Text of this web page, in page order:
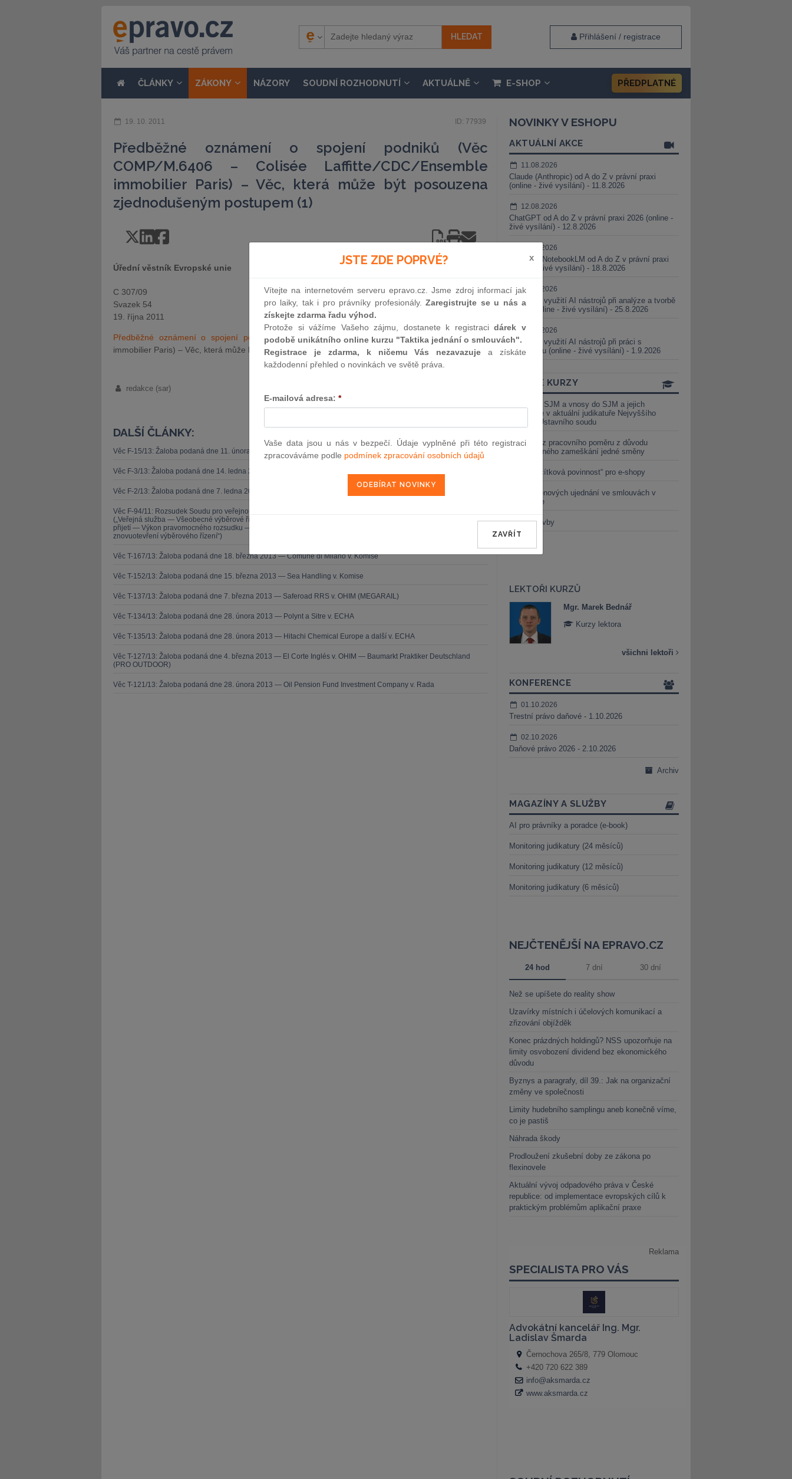
Přihlášení / registrace
ČLÁNKY ZÁKONY NÁZORY SOUDNÍ ROZHODNUTÍ AKTUÁLNĚ E-SHOP PŘEDPLATNÉ
19. 10. 2011 ID: 77939
Předběžné oznámení o spojení podniků (Věc
COMP/M.6406 – Colisée Laffitte/CDC/Ensemble
immobilier Paris) – Věc, která může být posouzena
zjednodušeným postupem (1)
Úřední věstník Evropské unie
C 307/09
Svazek 54
19. října 2011
Předběžné oznámení o spojení podniků(Věc COMP/M.6406 – Colisée Laffitte/CDC/Ensemble
immobilier Paris) – Věc, která může být posouzena zjednodušeným postupem (1)
redakce (sar)
DALŠÍ ČLÁNKY:
Věc F-15/13: Žaloba podaná dne 11. února 2013 — ZZ v. Komise
Věc F-3/13: Žaloba podaná dne 14. ledna 2013 — CK v. Komise
Věc F-2/13: Žaloba podaná dne 7. ledna 2013 — ZZ v. Komise
Věc F-94/11: Rozsudek Soudu pro veřejnou službu (druhého senátu) ze dne 21. března 2013 — Brune v. Komise
(„Veřejná služba — Všeobecné výběrové řízení — Zrušení rozhodnutí o nezapsání na seznam uchazečů vhodných k
přijetí — Výkon pravomocného rozsudku — Zásada legality — Námitka protiprávnosti vznesená proti rozhodnutí o
znovuotevření výběrového řízení“)
Věc T-167/13: Žaloba podaná dne 18. března 2013 — Comune di Milano v. Komise
Věc T-152/13: Žaloba podaná dne 15. března 2013 — Sea Handling v. Komise
Věc T-137/13: Žaloba podaná dne 7. března 2013 — Saferoad RRS v. OHIM (MEGARAIL)
Věc T-134/13: Žaloba podaná dne 28. února 2013 — Polynt a Sitre v. ECHA
Věc T-135/13: Žaloba podaná dne 28. února 2013 — Hitachi Chemical Europe a další v. ECHA
Věc T-127/13: Žaloba podaná dne 4. března 2013 — El Corte Inglés v. OHIM — Baumarkt Praktiker Deutschland
(PRO OUTDOOR)
Věc T-121/13: Žaloba podaná dne 28. února 2013 — Oil Pension Fund Investment Company v. Rada
NOVINKY V ESHOPU
AKTUÁLNÍ AKCE
11.08.2026
Claude (Anthropic) od A do Z v právní praxi
(online - živé vysílání) - 11.8.2026
12.08.2026
ChatGPT od A do Z v právní praxi 2026 (online -
živé vysílání) - 12.8.2026
18.08.2026
Gemini a NotebookLM od A do Z v právní praxi
(online - živé vysílání) - 18.8.2026
25.08.2026
Praktické využití AI nástrojů při analýze a tvorbě
smluv (online - živé vysílání) - 25.8.2026
01.09.2026
Praktické využití AI nástrojů při práci s
judikaturou (online - živé vysílání) - 1.9.2026
ONLINE KURZY
Vnosy ze SJM a vnosy do SJM a jejich
valorizace v aktuální judikatuře Nejvyššího
soudu a Ústavního soudu
Výpověď z pracovního poměru z důvodu
neomluveného zameškání jedné směny
Nová „tlačítková povinnost“ pro e-shopy
Změna cenových ujednání ve smlouvách v
energetice
Černé stavby
LEKTOŘI KURZŮ
Kurzy lektora
Mgr. Marek Bednář
Kurzy lektora
všichni lektoři
KONFERENCE
01.10.2026
Trestní právo daňové - 1.10.2026
02.10.2026
Daňové právo 2026 - 2.10.2026
Archiv
MAGAZÍNY A SLUŽBY
AI pro právníky a poradce (e-book)
Monitoring judikatury (24 měsíců)
Monitoring judikatury (12 měsíců)
Monitoring judikatury (6 měsíců)
NEJČTENĚJŠÍ NA EPRAVO.CZ
24 hod 7 dní 30 dní
Než se upíšete do reality show
Uzavírky místních i účelových komunikací a
zřizování objížděk
Konec prázdných holdingů? NSS upozorňuje na
limity osvobození dividend bez ekonomického
důvodu
Byznys a paragrafy, díl 39.: Jak na organizační
změny ve společnosti
Limity hudebního samplingu aneb konečně víme,
co je pastiš
Náhrada škody
Prodloužení zkušební doby ze zákona po
flexinovele
Aktuální vývoj odpadového práva v České
republice: od implementace evropských cílů k
praktickým problémům aplikační praxe
JSTE ZDE POPRVÉ? x
Vítejte na internetovém serveru epravo.cz. Jsme zdroj informací jak
pro laiky, tak i pro právníky profesionály.Zaregistrujte se u nás a
získejte zdarma řadu výhod.
Protože si vážíme Vašeho zájmu, dostanete k registracidárek v
podobě unikátního online kurzu "Taktika jednání o smlouvách".
Registrace je zdarma, k ničemu Vás nezavazuje a získáte
každodenní přehled o novinkách ve světě práva.
E-mailová adresa: *
Vaše data jsou u nás v bezpečí. Údaje vyplněné při této registraci
zpracováváme podle podmínek zpracování osobních údajů
ZAVŘÍT